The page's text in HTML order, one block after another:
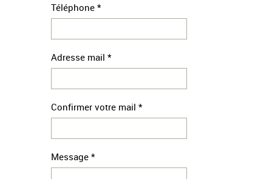
Téléphone *
Adresse mail *
Confirmer votre mail *
Message *